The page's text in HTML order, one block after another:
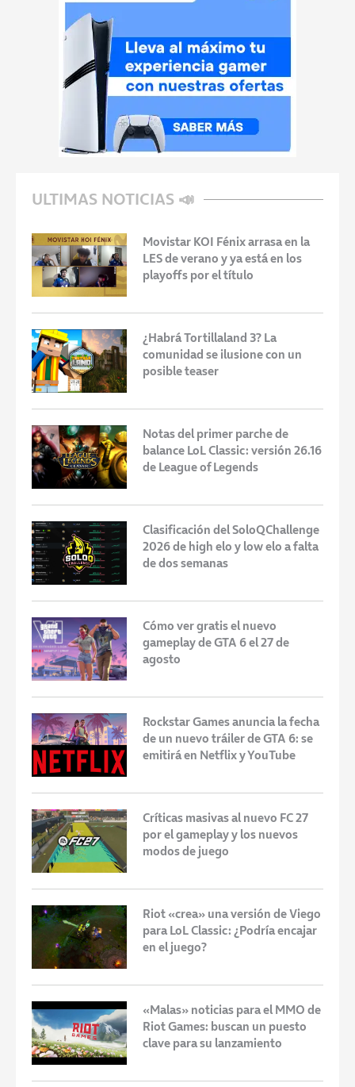
ULTIMAS NOTICIAS 📣
Movistar KOI Fénix arrasa en la
LES de verano y ya está en los
playoffs por el título
¿Habrá Tortillaland 3? La
comunidad se ilusione con un
posible teaser
Notas del primer parche de
balance LoL Classic: versión 26.16
de League of Legends
Clasificación del SoloQChallenge
2026 de high elo y low elo a falta
de dos semanas
Cómo ver gratis el nuevo
gameplay de GTA 6 el 27 de
agosto
Rockstar Games anuncia la fecha
de un nuevo tráiler de GTA 6: se
emitirá en Netflix y YouTube
Críticas masivas al nuevo FC 27
por el gameplay y los nuevos
modos de juego
Riot «crea» una versión de Viego
para LoL Classic: ¿Podría encajar
en el juego?
«Malas» noticias para el MMO de
Riot Games: buscan un puesto
clave para su lanzamiento